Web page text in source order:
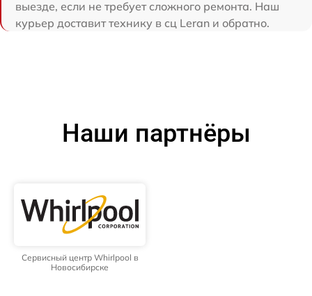
выезде, если не требует сложного ремонта. Наш
курьер доставит технику в сц Leran и обратно.
Наши партнёры
Сервисный центр Whirlpool в
Новосибирске